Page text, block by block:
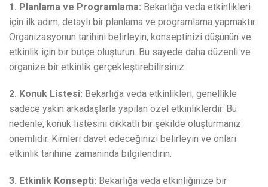
1. Planlama ve Programlama: Bekarlığa veda etkinlikleri
için ilk adım, detaylı bir planlama ve programlama yapmaktır.
Organizasyonun tarihini belirleyin, konseptinizi düşünün ve
etkinlik için bir bütçe oluşturun. Bu sayede daha düzenli ve
organize bir etkinlik gerçekleştirebilirsiniz.
2. Konuk Listesi: Bekarlığa veda etkinlikleri, genellikle
sadece yakın arkadaşlarla yapılan özel etkinliklerdir. Bu
nedenle, konuk listesini dikkatli bir şekilde oluşturmanız
önemlidir. Kimleri davet edeceğinizi belirleyin ve onları
etkinlik tarihine zamanında bilgilendirin.
3. Etkinlik Konsepti: Bekarlığa veda etkinliğinize bir